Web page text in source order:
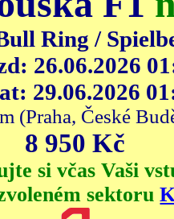
Ring /
26.06.2026
29.06.2026
(Praha, České
8 950 Kč
si včas Vaši
sektoru